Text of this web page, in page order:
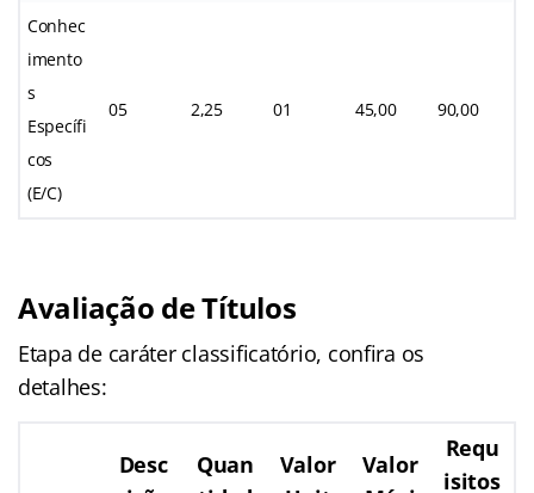
Conhec
imento
s
Específi
cos
(E/C)
05 2,25 01 45,00 90,00
Avaliação de Títulos
Etapa de caráter classificatório, confira os
detalhes:
Desc
Quan
Valor
Valor
Requ
isitos